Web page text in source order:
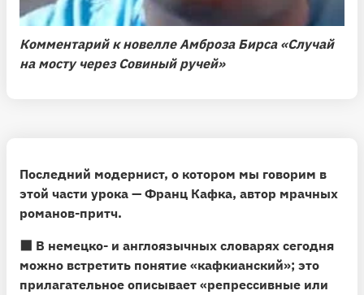
Комментарий к новелле Амброза Бирса «Случай
на мосту через Совиный ручей»
Последний модернист, о котором мы говорим в
этой части урока — Франц Кафка, автор мрачных
романов-притч.
⬛️ В немецко- и англоязычных словарях сегодня
можно встретить понятие «кафкианский»; это
прилагательное описывает «репрессивные или